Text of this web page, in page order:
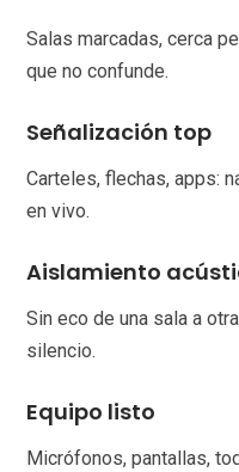
Salas marcadas, cerca
que no confunde.
Señalización top
Carteles, flechas, apps:
en vivo.
Aislamiento
Sin eco de una sala a
silencio.
Equipo listo
Micrófonos, pantallas,